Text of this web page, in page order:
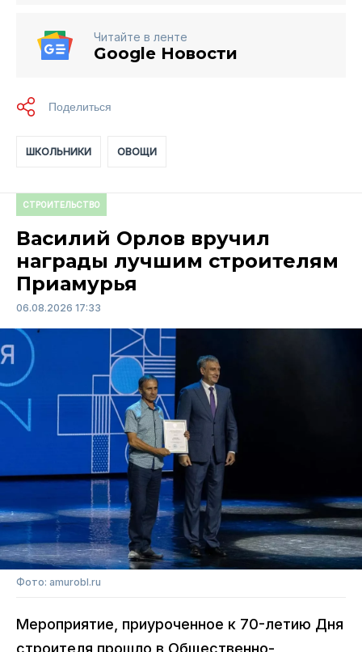
Читайте в ленте
Google Новости
ШКОЛЬНИКИ ОВОЩИ
СТРОИТЕЛЬСТВО
Василий Орлов вручил
награды лучшим строителям
Приамурья
06.08.2026 17:33
Фото: amurobl.ru
Мероприятие, приуроченное к 70-летию Дня